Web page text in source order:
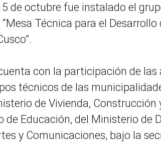
de octubre fue instalado el
Técnica para el
con la participación de
técnicos de las
de Vivienda,
de Educación, del Ministerio de
y Comunicaciones, bajo la